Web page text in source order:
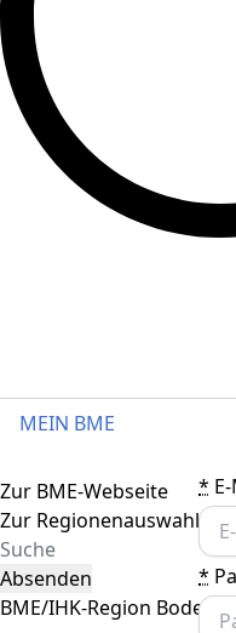
MEIN BME
*
*
Toggle navigation
Zur BME-Webseite
Zur Regionenauswahl
Absenden
BME/IHK-Region